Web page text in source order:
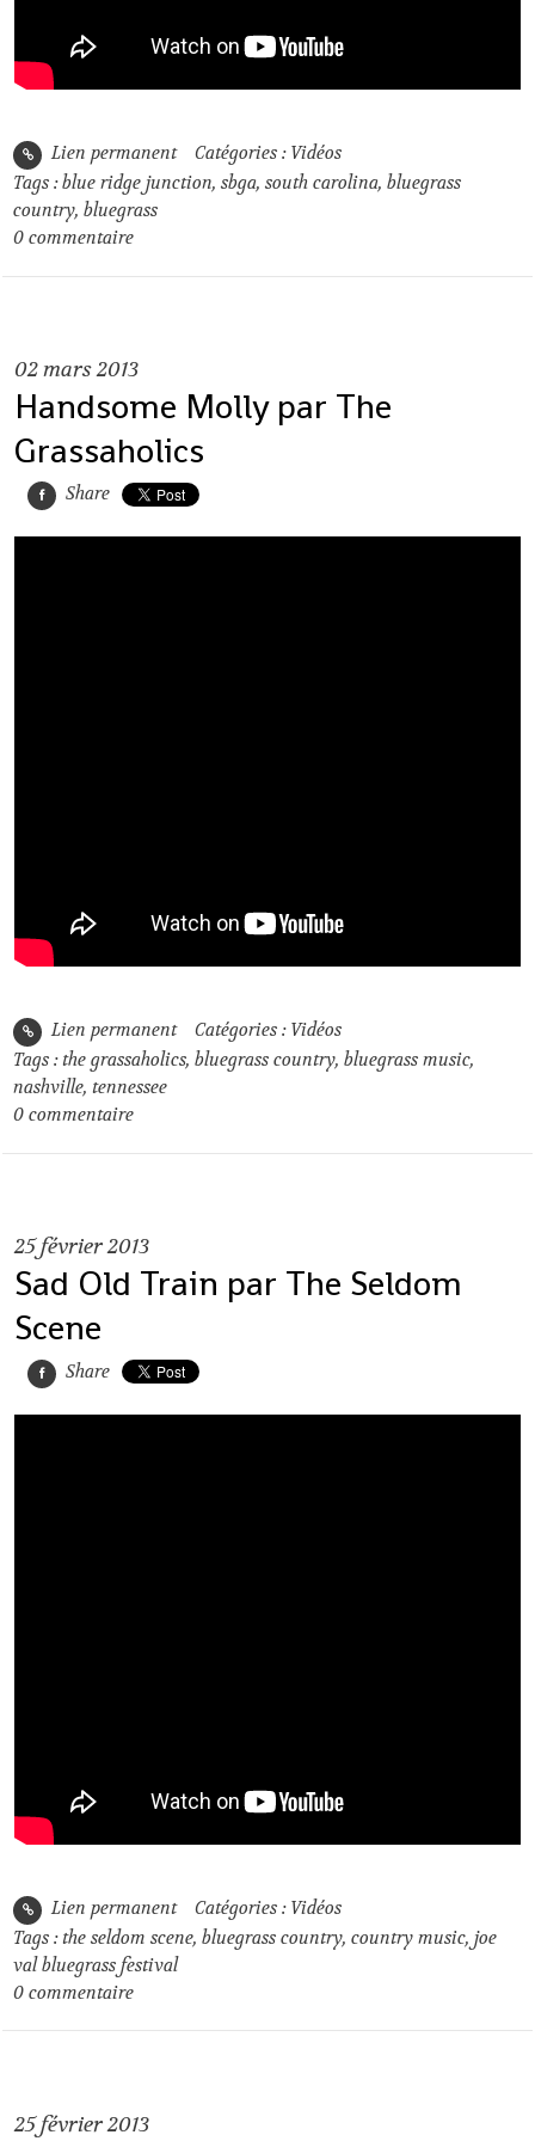
Lien permanent Catégories : Vidéos
Tags :blue ridge junction,sbga,south carolina,bluegrass
country,bluegrass
0 commentaire
02mars 2013
Handsome Molly par The
Grassaholics
Share
Lien permanent Catégories : Vidéos
Tags :the grassaholics,bluegrass country,bluegrass music,
nashville,tennessee
0 commentaire
25février 2013
Sad Old Train par The Seldom
Scene
Share
Lien permanent Catégories : Vidéos
Tags :the seldom scene,bluegrass country,country music,joe
val bluegrass festival
0 commentaire
25février 2013